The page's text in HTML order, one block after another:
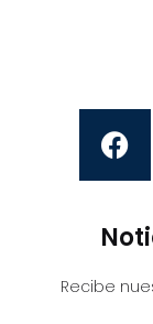
Recibe